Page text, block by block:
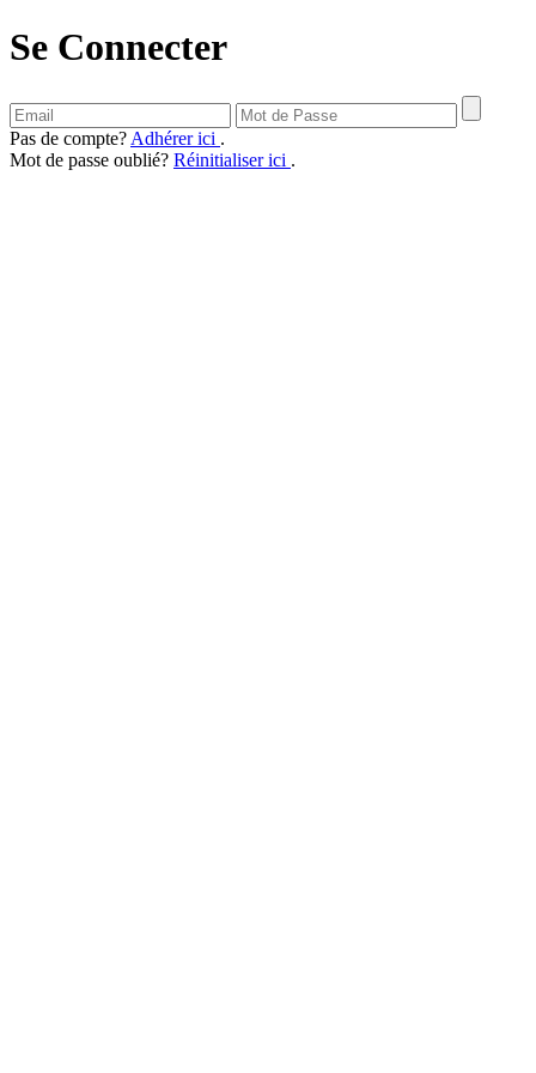
Se Connecter
Pas de compte? Adhérer ici .
Mot de passe oublié? Réinitialiser ici .